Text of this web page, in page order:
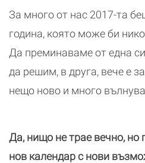
За много от нас 2017-та
година, която може би
Да преминаваме от една
да решим, в друга, вече е
нещо ново и много
Да, нищо не трае вечно, но
нов календар с нови